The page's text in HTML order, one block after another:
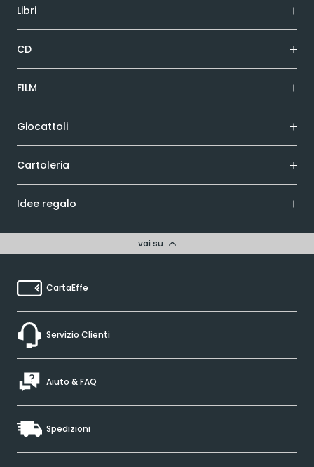
Libri
CD
FILM
Giocattoli
Cartoleria
Idee regalo
vai su
CartaEffe
Servizio Clienti
Aiuto & FAQ
Spedizioni